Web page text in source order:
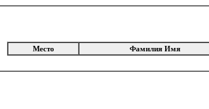
Место Фамилия Имя